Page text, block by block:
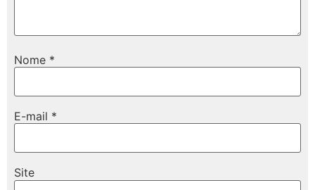
Nome *
E-mail *
Site